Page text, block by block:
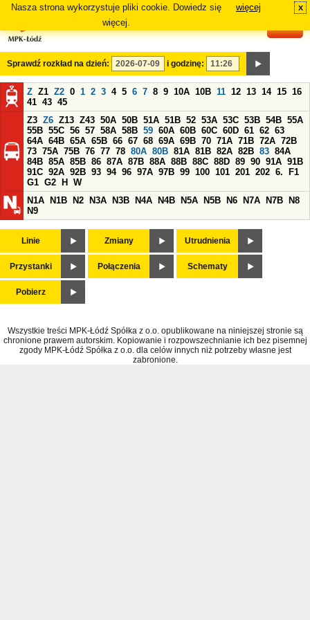
Nasza strona wykorzystuje pliki cookie. Dowiedz się
więcej.
więcej x
Sprawdź rozkład na dzień: i godzinę:
Z Z1 Z2 0 1 2 3 4 5 6 7 8 9 10A 10B 11 12 13 14 15 16
41 43 45
Z3 Z6 Z13 Z43 50A 50B 51A 51B 52 53A 53C 53B 54B 55A
55B 55C 56 57 58A 58B 59 60A 60B 60C 60D 61 62 63
64A 64B 65A 65B 66 67 68 69A 69B 70 71A 71B 72A 72B
73 75A 75B 76 77 78 80A 80B 81A 81B 82A 82B 83 84A
84B 85A 85B 86 87A 87B 88A 88B 88C 88D 89 90 91A 91B
91C 92A 92B 93 94 96 97A 97B 99 100 101 201 202 6.
F1
G1 G2 H
W
N1A
N1B N2 N3A N3B N4A N4B N5A N5B N6 N7A N7B
N8
N9
Linie Zmiany Utrudnienia
Przystanki Połączenia Schematy
Pobierz
Wszystkie treści MPK-Łódź Spółka z o.o. opublikowane na niniejszej stronie są
chronione prawem autorskim. Kopiowanie i rozpowszechnianie ich bez pisemnej
zgody MPK-Łódź Spółka z o.o. dla celów innych niż potrzeby własne jest
zabronione.